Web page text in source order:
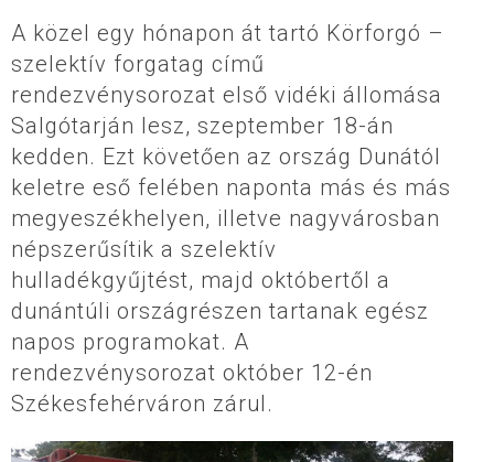
A közel egy hónapon át tartó Körforgó –
szelektív forgatag című
rendezvénysorozat első vidéki állomása
Salgótarján lesz, szeptember 18-án
kedden. Ezt követően az ország Dunától
keletre eső felében naponta más és más
megyeszékhelyen, illetve nagyvárosban
népszerűsítik a szelektív
hulladékgyűjtést, majd októbertől a
dunántúli országrészen tartanak egész
napos programokat. A
rendezvénysorozat október 12-én
Székesfehérváron zárul.